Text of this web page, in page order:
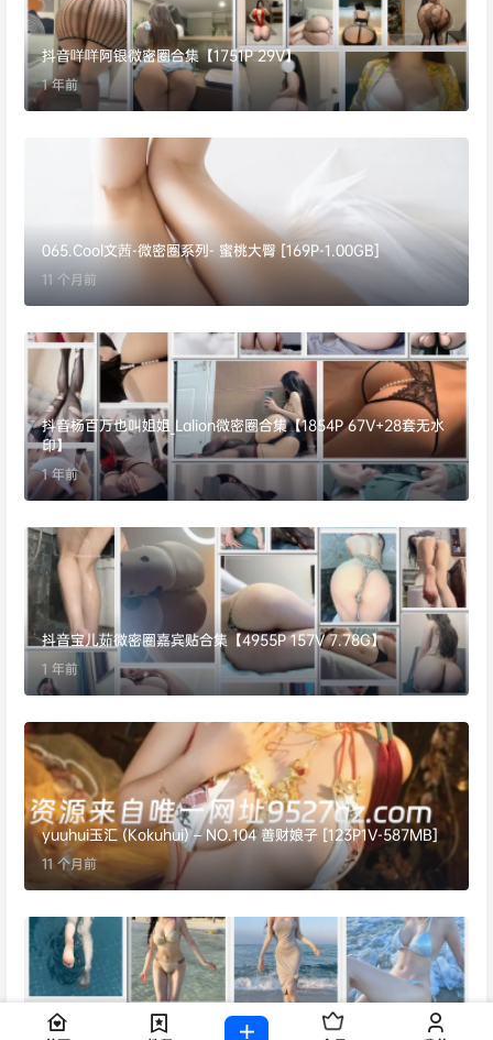
抖音咩咩阿银微密圈合集【1751P 29V】
1 年前
065.Cool文茜-微密圈系列- 蜜桃大臀 [169P-1.00GB]
11 个月前
抖音杨百万也叫姐姐_Lalion微密圈合集【1854P 67V+28套无水
印】
1 年前
抖音宝儿茹微密圈嘉宾贴合集【4955P 157V 7.78G】
1 年前
yuuhui玉汇 (Kokuhui) – NO.104 善财娘子 [123P1V-587MB]
11 个月前
【岛遇】抖音小鲨余（小小鲨余）合集【94P 1V】